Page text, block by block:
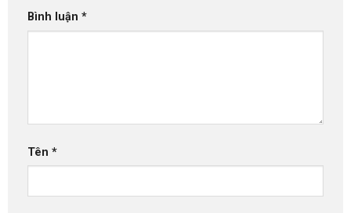
Bình luận *
Tên *